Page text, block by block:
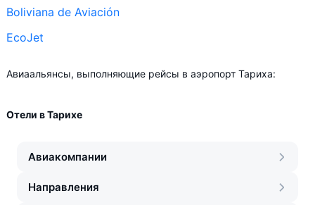
Boliviana de Aviación
EcoJet
Авиаальянсы, выполняющие рейсы в аэропорт Тариха:
Отели в Тарихе
Авиакомпании
Направления